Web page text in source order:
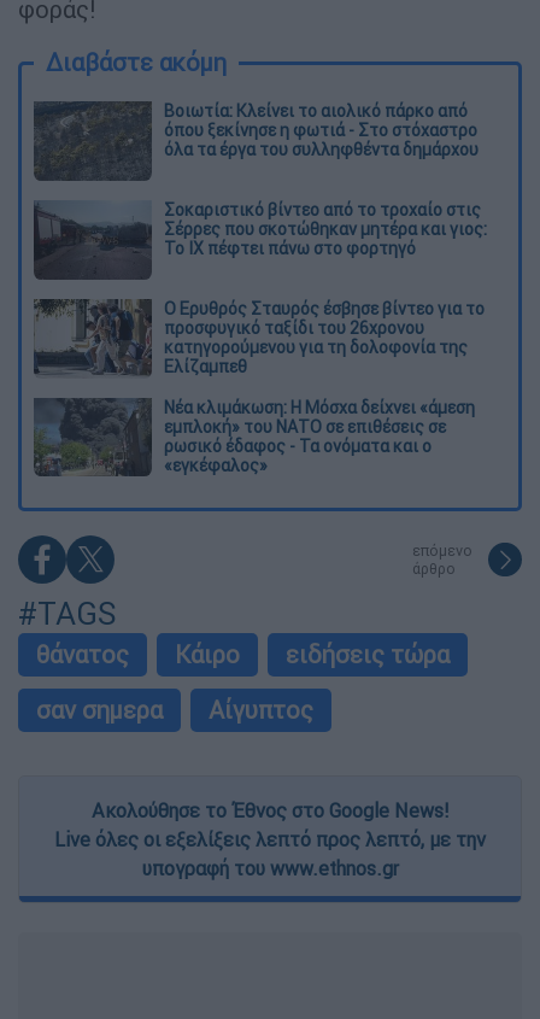
φοράς!
Διαβάστε ακόμη
Βοιωτία: Κλείνει το αιολικό πάρκο από
όπου ξεκίνησε η φωτιά - Στο στόχαστρο
όλα τα έργα του συλληφθέντα δημάρχου
Σοκαριστικό βίντεο από το τροχαίο στις
Σέρρες που σκοτώθηκαν μητέρα και γιος:
Το ΙΧ πέφτει πάνω στο φορτηγό
Ο Ερυθρός Σταυρός έσβησε βίντεο για το
προσφυγικό ταξίδι του 26χρονου
κατηγορούμενου για τη δολοφονία της
Ελίζαμπεθ
Νέα κλιμάκωση: Η Μόσχα δείχνει «άμεση
εμπλοκή» του ΝΑΤΟ σε επιθέσεις σε
ρωσικό έδαφος - Τα ονόματα και ο
«εγκέφαλος»
επόμενο
άρθρο
#TAGS
θάνατος Κάιρο
ειδήσεις τώρα
σαν σημερα
Αίγυπτος
Ακολούθησε το Έθνος στο Google News!
Live όλες οι εξελίξεις λεπτό προς λεπτό, με την
υπογραφή του www.ethnos.gr